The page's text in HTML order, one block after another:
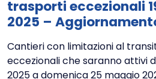
trasporti eccezionali
2025 –
Cantieri con limitazioni al
eccezionali che saranno attivi
2025 a domenica 25 maggio